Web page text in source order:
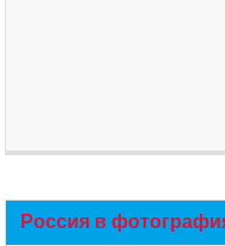
Россия в